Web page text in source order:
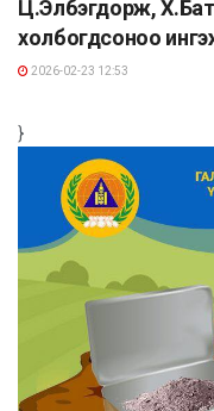
Ц.Элбэгдорж,
холбогдсоноо
2026-02-23 12:53
}